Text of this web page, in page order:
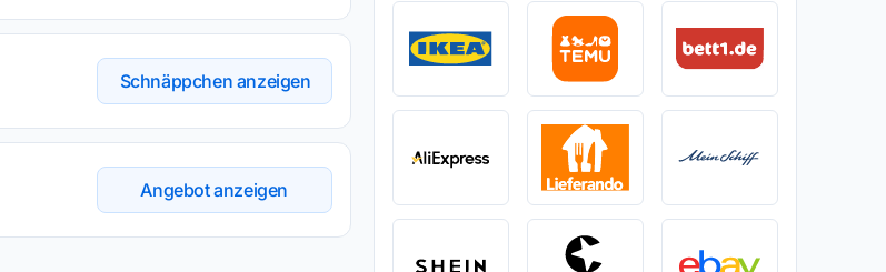
Schnäppchen anzeigen
Angebot anzeigen